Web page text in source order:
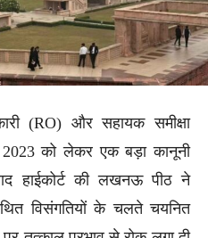
(RO) और सहायक समीक्षा
2023 को लेकर एक बड़ा कानूनी
हाईकोर्ट की लखनऊ पीठ ने
विसंगतियों के चलते चयनित